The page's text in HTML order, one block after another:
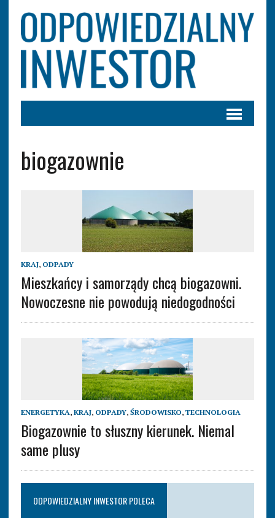
biogazownie
KRAJ, ODPADY
Mieszkańcy i samorządy chcą biogazowni.
Nowoczesne nie powodują niedogodności
ENERGETYKA, KRAJ, ODPADY, ŚRODOWISKO, TECHNOLOGIA
Biogazownie to słuszny kierunek. Niemal
same plusy
ODPOWIEDZIALNY INWESTOR POLECA